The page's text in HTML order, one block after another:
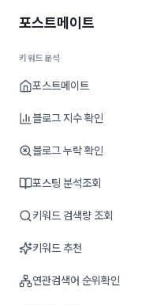
포스트메이트
키워드분석
포스트메이트
블로그 지수 확인
블로그 누락 확인
포스팅 분석조회
키워드 검색량 조회
키워드 추천
연관검색어 순위확인